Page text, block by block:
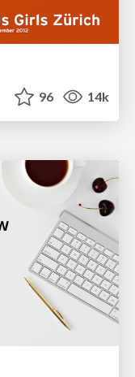
96 14k